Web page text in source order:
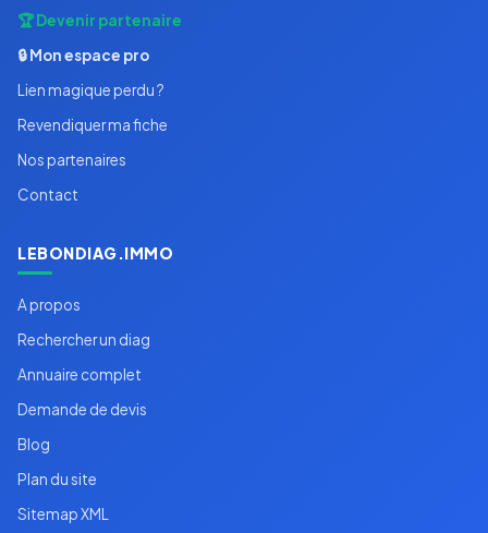
🏆 Devenir partenaire
🔒 Mon espace pro
Lien magique perdu ?
Revendiquer ma fiche
Nos partenaires
Contact
LEBONDIAG.IMMO
A propos
Rechercher un diag
Annuaire complet
Demande de devis
Blog
Plan du site
Sitemap XML